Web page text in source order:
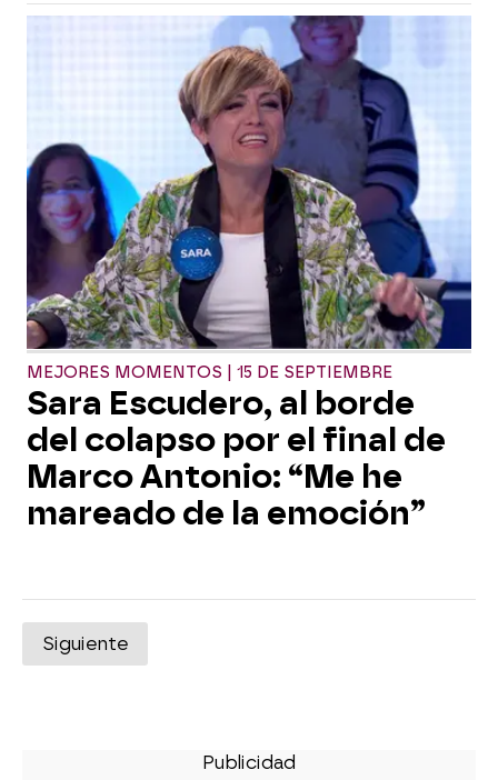
MEJORES MOMENTOS | 15 DE SEPTIEMBRE
Sara Escudero, al borde
del colapso por el final de
Marco Antonio: “Me he
mareado de la emoción”
Siguiente